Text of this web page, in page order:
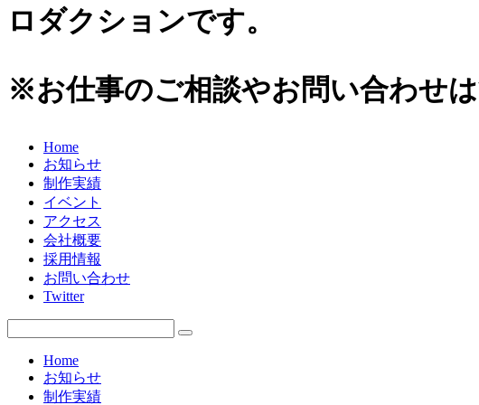
ロダクションです。
※お仕事のご相談やお問い合わせ
Home
お知らせ
制作実績
イベント
アクセス
会社概要
採用情報
お問い合わせ
Twitter
Home
お知らせ
制作実績